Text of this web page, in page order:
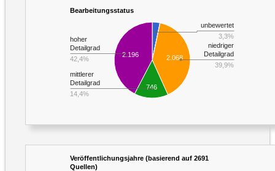
Bearbeitungsstatus
2.068
2.196
746
unbewertet
3,3%
niedriger
Detailgrad
39,9%
mittlerer
Detailgrad
14,4%
hoher
Detailgrad
42,4%
Veröffentlichungsjahre (basierend auf 2691
Quellen)